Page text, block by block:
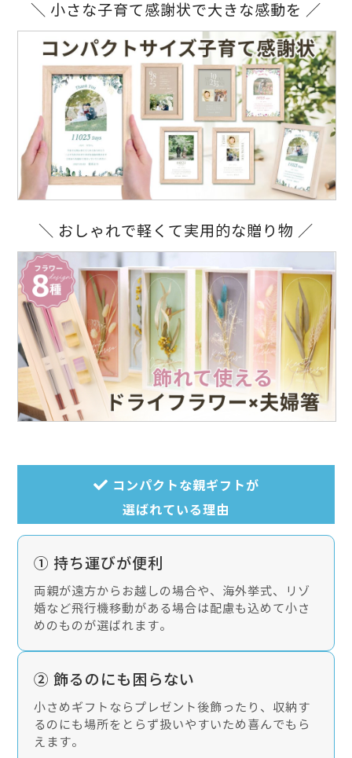
＼ 小さな子育て感謝状で大きな感動を ／
＼ おしゃれで軽くて実用的な贈り物 ／
コンパクトな親ギフトが
選ばれている理由
① 持ち運びが便利
両親が遠方からお越しの場合や、海外挙式、リゾ
婚など飛行機移動がある場合は配慮も込めて小さ
めのものが選ばれます。
② 飾るのにも困らない
小さめギフトならプレゼント後飾ったり、収納す
るのにも場所をとらず扱いやすいため喜んでもら
えます。